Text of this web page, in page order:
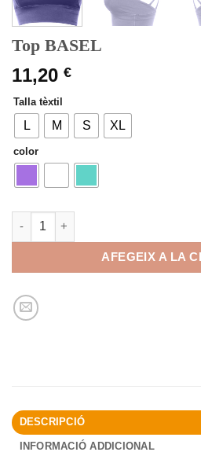
Top BASEL
11,20 €
Talla tèxtil
L M S XL
color
quantitat de Top BASEL
AFEGEIX A LA
DESCRIPCIÓ
INFORMACIÓ ADDICIONAL